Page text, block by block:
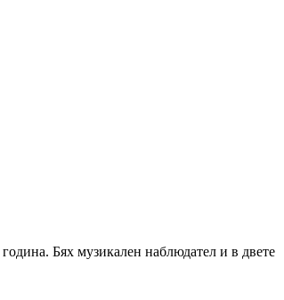
Бях музикален наблюдател и в двете